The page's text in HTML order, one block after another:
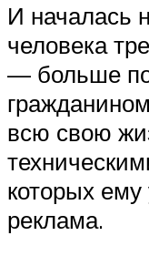
И началась
человека
— больше
всю свою
которых
реклама.